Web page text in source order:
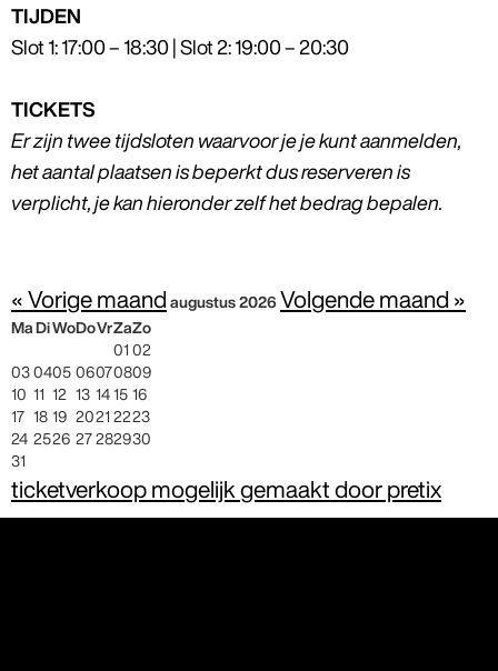
TIJDEN
Slot 1: 17:00 – 18:30 | Slot 2: 19:00 – 20:30
TICKETS
Er zijn twee tijdsloten waarvoor je je kunt aanmelden,
het aantal plaatsen is beperkt dus reserveren is
verplicht, je kan hieronder zelf het bedrag bepalen.
« Vorige maand augustus 2026 Volgende maand »
Ma DiWoDoVrZaZo
01 02
03 0405 06070809
10 11 12 13 14 15 16
17 18 19 2021 2223
24 2526 27 282930
31
ticketverkoop mogelijk gemaakt door pretix